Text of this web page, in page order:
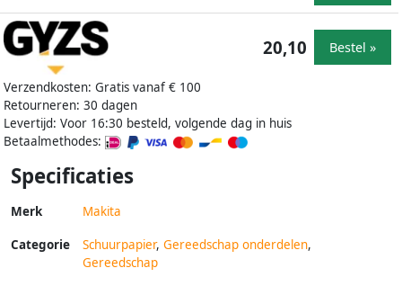
Verzendkosten: Gratis vanaf € 100
Retourneren: 30 dagen
Levertijd: Voor 16:30 besteld, volgende dag in huis
Betaalmethodes:
20,10 Bestel »
Specificaties
Merk Makita
Categorie Schuurpapier, Gereedschap onderdelen,
Gereedschap